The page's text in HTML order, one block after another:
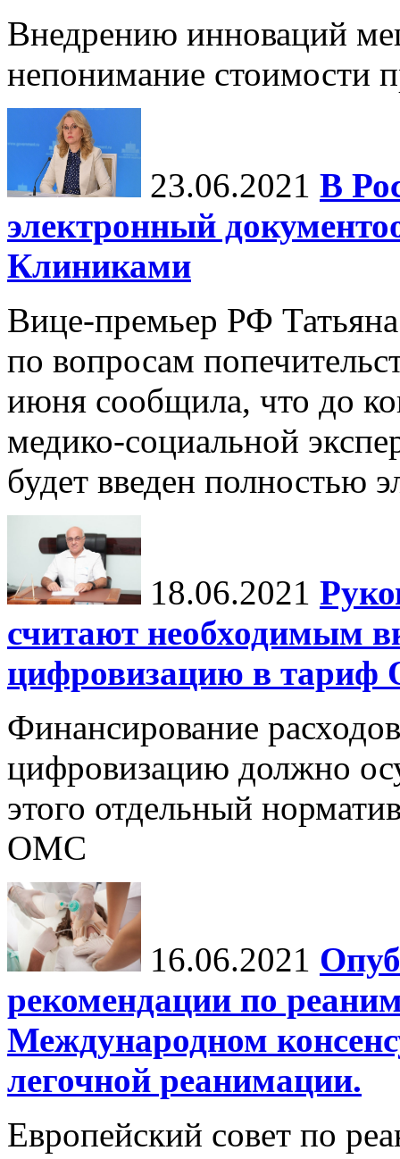
Внедрению инноваций
непонимание стоимости
23.06.2021 В
электронный
Клиниками
Вице-премьер РФ Татьяна
по вопросам
июня сообщила, что до
медико-социальной
будет введен полностью
18.06.2021
считают необходимым
цифровизацию в
Финансирование
цифровизацию должно
этого отдельный
ОМС
16.06.2021
рекомендации по
Международном
легочной реанимации.
Европейский совет по